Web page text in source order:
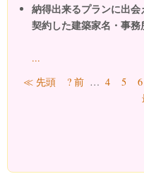
納得出来るプランに出
契約した建築家名・事
...
ページ
≪ 先頭 ? 前 … 4 5 6